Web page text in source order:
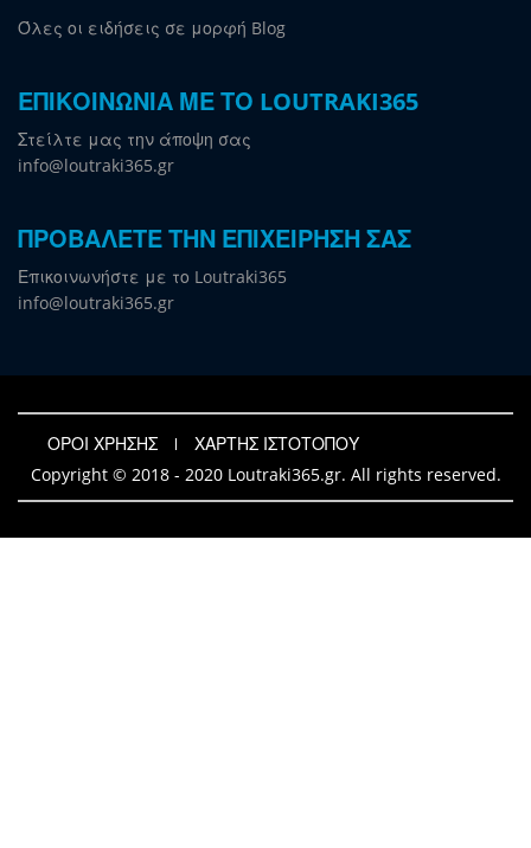
Όλες οι ειδήσεις σε μορφή Blog
ΕΠΙΚΟΙΝΩΝΙΑ ΜΕ ΤΟ LOUTRAKI365
Στείλτε μας την άποψη σας
info@loutraki365.gr
ΠΡΟΒΑΛΕΤΕ ΤΗΝ ΕΠΙΧΕΙΡΗΣΗ ΣΑΣ
Επικοινωνήστε με το Loutraki365
info@loutraki365.gr
ΟΡΟΙ ΧΡΗΣΗΣ
ΧΑΡΤΗΣ ΙΣΤΟΤΟΠΟΥ
Copyright © 2018 - 2020 Loutraki365.gr. All rights reserved.